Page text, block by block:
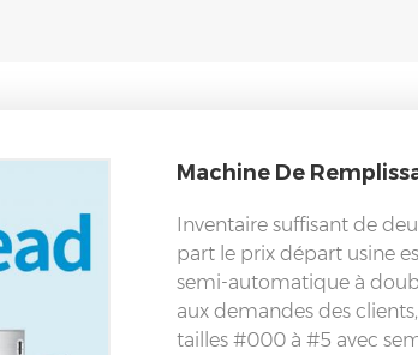
Machine De
Inventaire suffisant de
part le prix départ usine
semi-automatique à
aux demandes des
tailles #000 à #5 avec